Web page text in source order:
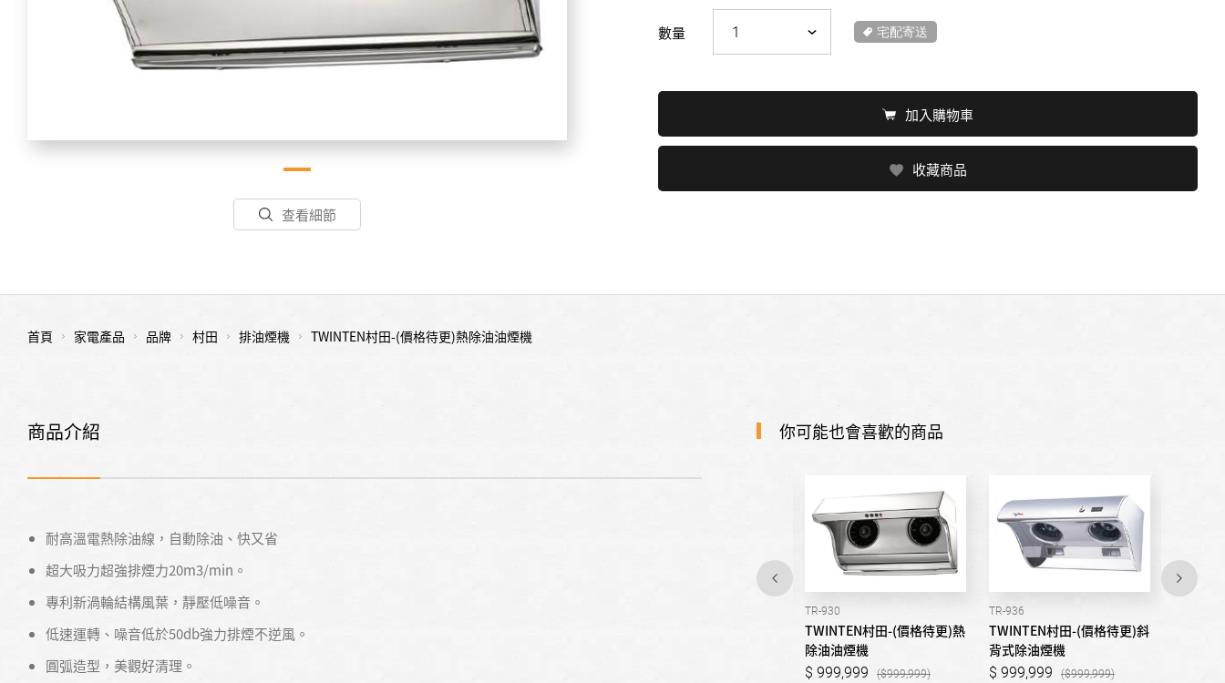
查看細節
數量 宅配寄送
加入購物車
收藏商品
首頁 家電產品 品牌 村田 排油煙機 TWINTEN村田-(價格待更)熱除油油煙機
商品介紹
耐高溫電熱除油線，自動除油、快又省
超大吸力超強排煙力20m3/min。
專利新渦輪結構風葉，靜壓低噪音。
低速運轉、噪音低於50db強力排煙不逆風。
圓弧造型，美觀好清理。
你可能也會喜歡的商品
TR-930
TWINTEN村田-(價格待更)熱
除油油煙機
999,999 999,999
TR-936
TWINTEN村田-(價格待更)斜
背式除油煙機
999,999 999,999